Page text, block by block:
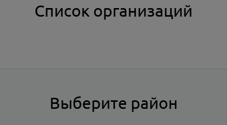
Список организаций
Выберите район